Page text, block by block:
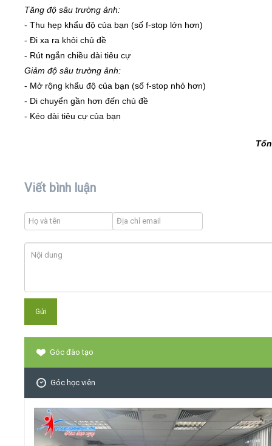
Tăng độ sâu trường ảnh:
- Thu hẹp khẩu độ của bạn (số f-stop lớn hơn)
- Đi xa ra khỏi chủ đề
- Rút ngắn chiều dài tiêu cự
Giảm độ sâu trường ảnh:
- Mở rộng khẩu độ của bạn (số f-stop nhỏ hơn)
- Di chuyển gần hơn đến chủ đề
- Kéo dài tiêu cự của bạn
Viết bình luận
Góc đào tạo
Góc học viên